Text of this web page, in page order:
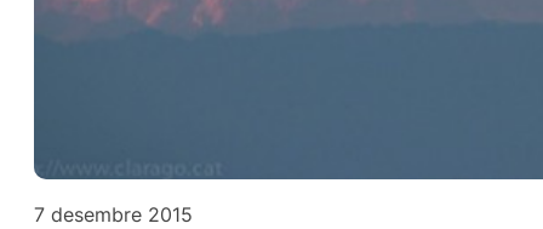
7 desembre 2015